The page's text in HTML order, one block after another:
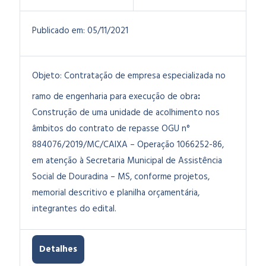
Publicado em: 05/11/2021
Objeto: Contratação de empresa especializada no
ramo de engenharia para execução de obra:
Construção de uma unidade de acolhimento nos
âmbitos do contrato de repasse OGU n°
884076/2019/MC/CAIXA – Operação 1066252-86,
em atenção à Secretaria Municipal de Assistência
Social de Douradina – MS, conforme projetos,
memorial descritivo e planilha orçamentária,
integrantes do edital.
Detalhes